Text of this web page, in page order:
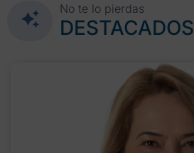
No te lo pierdas
DESTACADOS